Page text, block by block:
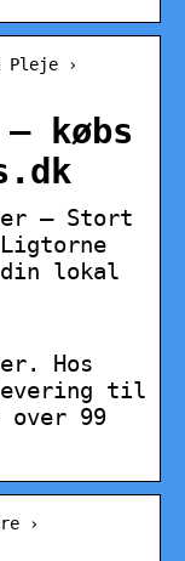
Pleje ›
købs
– Stort
lokal
Hos
til
over 99
›